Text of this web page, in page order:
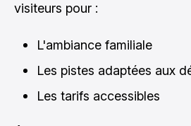
visiteurs pour :
L'ambiance familiale
Les pistes adaptées aux
Les tarifs accessibles